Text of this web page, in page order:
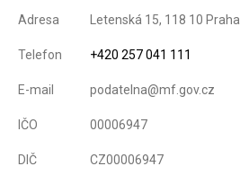
Adresa Letenská 15, 118 10 Praha
Telefon +420 257 041 111
E-mail podatelna@mf.gov.cz
IČO 00006947
DIČ CZ00006947